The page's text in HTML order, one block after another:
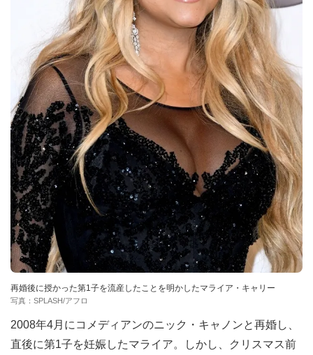
再婚後に授かった第1子を流産したことを明かしたマライア・キャリー
写真：SPLASH/アフロ
2008年4月にコメディアンのニック・キャノンと再婚し、
直後に第1子を妊娠したマライア。しかし、クリスマス前